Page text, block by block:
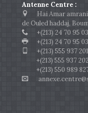
Antenne Centre :
Hai Amar amrani
de Ouled haddaj,
+(213) 24 70 95 03
+(213) 24 70 95 03
+(213) 555 937 201
+(213) 555 937 202
+(213) 550 989